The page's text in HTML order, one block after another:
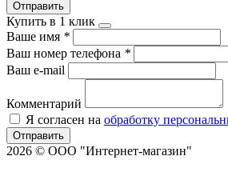
Отправить
Купить в 1 клик
Ваше имя *
Ваш номер телефона *
Ваш e-mail
Комментарий
Я согласен на обработку
Отправить
2026 © ООО "Интернет-магазин"